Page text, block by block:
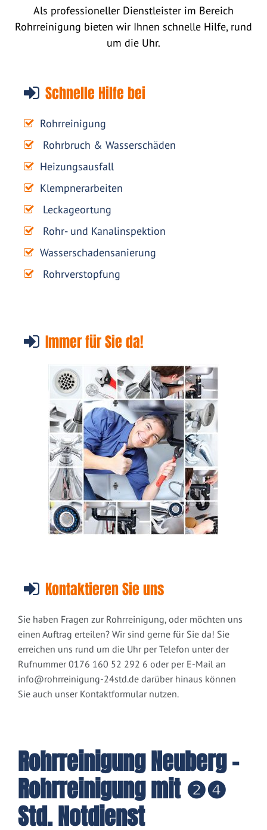
Als professioneller Dienstleister im Bereich
Rohrreinigung bieten wir Ihnen schnelle Hilfe, rund
um die Uhr.
Schnelle Hilfe bei
Rohrreinigung
Rohrbruch & Wasserschäden
Heizungsausfall
Klempnerarbeiten
Leckageortung
Rohr- und Kanalinspektion
Wasserschadensanierung
Rohrverstopfung
Immer für Sie da!
Kontaktieren Sie uns
Sie haben Fragen zur Rohrreinigung, oder möchten uns
einen Auftrag erteilen? Wir sind gerne für Sie da! Sie
erreichen uns rund um die Uhr per Telefon unter der
Rufnummer 0176 160 52 292 6 oder per E-Mail an
info@rohrreinigung-24std.de darüber hinaus können
Sie auch unser Kontaktformular nutzen.
Rohrreinigung Neuberg -
Rohrreinigung mit ❷❹
Std. Notdienst